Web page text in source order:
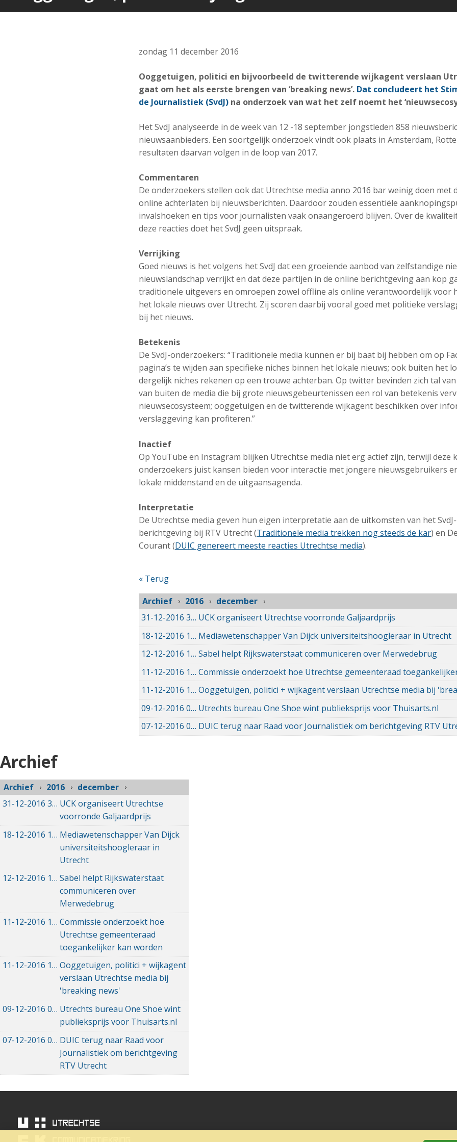
zondag 11 december 2016
Ooggetuigen, politici en bijvoorbeeld de twitterende wijkagent verslaan
gaat om het als eerste brengen van ‘breaking news’. Dat concludeert het
de Journalistiek (SvdJ) na onderzoek van wat het zelf noemt het
Het SvdJ analyseerde in de week van 12 -18 september jongstleden 858
nieuwsaanbieders. Een soortgelijk onderzoek vindt ook plaats in Amsterdam,
resultaten daarvan volgen in de loop van 2017.
Commentaren
De onderzoekers stellen ook dat Utrechtse media anno 2016 bar weinig doen met
online achterlaten bij nieuwsberichten. Daardoor zouden essentiële
invalshoeken en tips voor journalisten vaak onaangeroerd blijven. Over de
deze reacties doet het SvdJ geen uitspraak.
Verrijking
Goed nieuws is het volgens het SvdJ dat een groeiende aanbod van zelfstandige
nieuwslandschap verrijkt en dat deze partijen in de online berichtgeving aan kop
traditionele uitgevers en omroepen zowel offline als online verantwoordelijk voor
het lokale nieuws over Utrecht. Zij scoren daarbij vooral goed met politieke
bij het nieuws.
Betekenis
De SvdJ-onderzoekers: “Traditionele media kunnen er bij baat bij hebben om op
pagina’s te wijden aan specifieke niches binnen het lokale nieuws; ook buiten het
dergelijk niches rekenen op een trouwe achterban. Op twitter bevinden zich tal
van buiten de media die bij grote nieuwsgebeurtenissen een rol van betekenis
nieuwsecosysteem; ooggetuigen en de twitterende wijkagent beschikken over
verslaggeving kan profiteren.”
Inactief
Op YouTube en Instagram blijken Utrechtse media niet erg actief zijn, terwijl deze
onderzoekers juist kansen bieden voor interactie met jongere nieuwsgebruikers
lokale middenstand en de uitgaansagenda.
Interpretatie
De Utrechtse media geven hun eigen interpretatie aan de uitkomsten van het
berichtgeving bij RTV Utrecht (Traditionele media trekken nog steeds de kar) en
Courant (DUIC genereert meeste reacties Utrechtse media).
« Terug
Archief
2016
december
31-12-2016 31-12-2016 12:15
UCK organiseert Utrechtse voorronde Galjaardprijs
18-12-2016 18-12-2016 10:26
Mediawetenschapper Van Dijck universiteitshoogleraar in Utrecht
12-12-2016 12-12-2016 13:01
Sabel helpt Rijkswaterstaat communiceren over Merwedebrug
11-12-2016 11-12-2016 22:31
Commissie onderzoekt hoe Utrechtse gemeenteraad
11-12-2016 11-12-2016 15:52
Ooggetuigen, politici + wijkagent verslaan Utrechtse media bij
09-12-2016 09-12-2016 11:23
Utrechts bureau One Shoe wint publieksprijs voor Thuisarts.nl
07-12-2016 07-12-2016 19:49 DUIC terug naar Raad voor Journalistiek om berichtgeving RTV
Archief
Archief 2016
december
31-12-2016 31-12-2016 12:15
UCK organiseert Utrechtse
voorronde Galjaardprijs
18-12-2016 18-12-2016 10:26
Mediawetenschapper Van Dijck
universiteitshoogleraar in
Utrecht
12-12-2016 12-12-2016 13:01
Sabel helpt Rijkswaterstaat
communiceren over
Merwedebrug
11-12-2016 11-12-2016 22:31
Commissie onderzoekt hoe
Utrechtse gemeenteraad
toegankelijker kan worden
11-12-2016 11-12-2016 15:52
Ooggetuigen, politici + wijkagent
verslaan Utrechtse media bij
'breaking news'
09-12-2016 09-12-2016 11:23
Utrechts bureau One Shoe wint
publieksprijs voor Thuisarts.nl
07-12-2016 07-12-2016 19:49
DUIC terug naar Raad voor
Journalistiek om berichtgeving
RTV Utrecht